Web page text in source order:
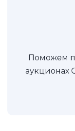
Поможем
аукционах